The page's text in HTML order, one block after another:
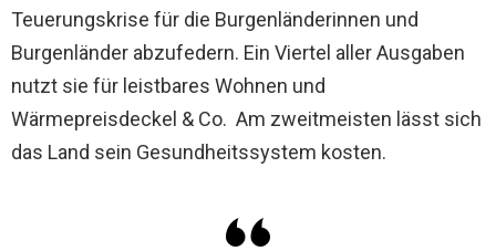
Teuerungskrise für die Burgenländerinnen und
Burgenländer abzufedern. Ein Viertel aller Ausgaben
nutzt sie für leistbares Wohnen und
Wärmepreisdeckel & Co. Am zweitmeisten lässt sich
das Land sein Gesundheitssystem kosten.